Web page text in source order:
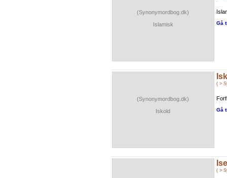
(Synonymordbog.dk)
Islamisk
Gå
(Synonymordbog.dk)
Iskold
( >
Gå
Ise
( >